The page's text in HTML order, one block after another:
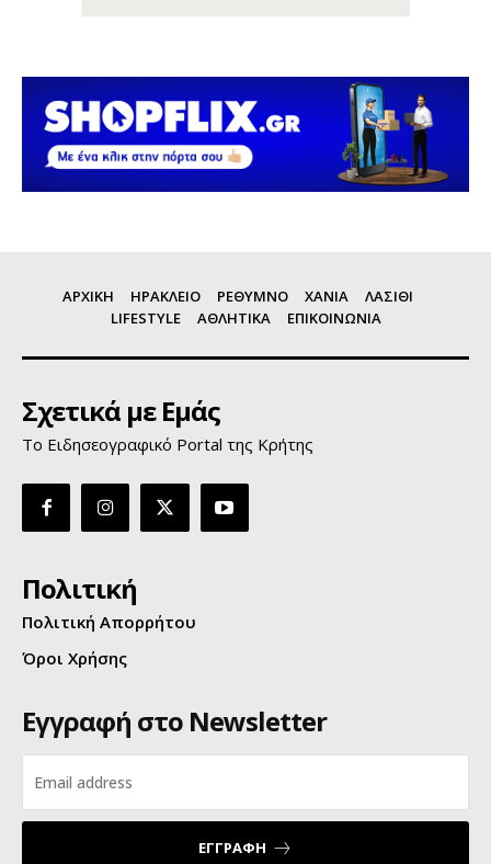
ΑΡΧΙΚΗ ΗΡΑΚΛΕΙΟ ΡΕΘΥΜΝΟ ΧΑΝΙΑ
ΛΑΣΙΘΙ
LIFESTYLE
ΑΘΛΗΤΙΚΑ ΕΠΙΚΟΙΝΩΝΙΑ
Σχετικά με Εμάς
Το Ειδησεογραφικό Portal της Κρήτης
Πολιτική
Πολιτική Απορρήτου
Όροι Χρήσης
Εγγραφή στο Newsletter
ΕΓΓΡΑΦΗ